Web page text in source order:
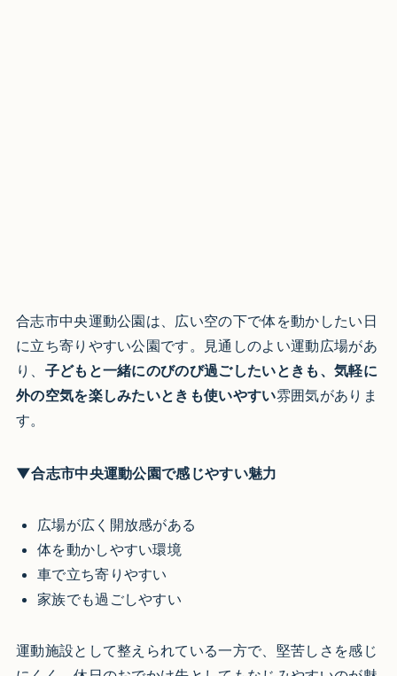
合志市中央運動公園は、広い空の下で体を動かしたい日
に立ち寄りやすい公園です。見通しのよい運動広場があ
り、 子どもと一緒にのびのび過ごしたいときも、気軽に
外の空気を楽しみたいときも使いやすい雰囲気がありま
す。
▼合志市中央運動公園で感じやすい魅力
広場が広く開放感がある
体を動かしやすい環境
車で立ち寄りやすい
家族でも過ごしやすい
運動施設として整えられている一方で、堅苦しさを感じ